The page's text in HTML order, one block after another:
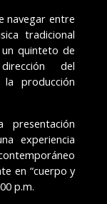
navegar entre
tradicional
quinteto de
del
producción
experiencia
en “cuerpo y
p.m.